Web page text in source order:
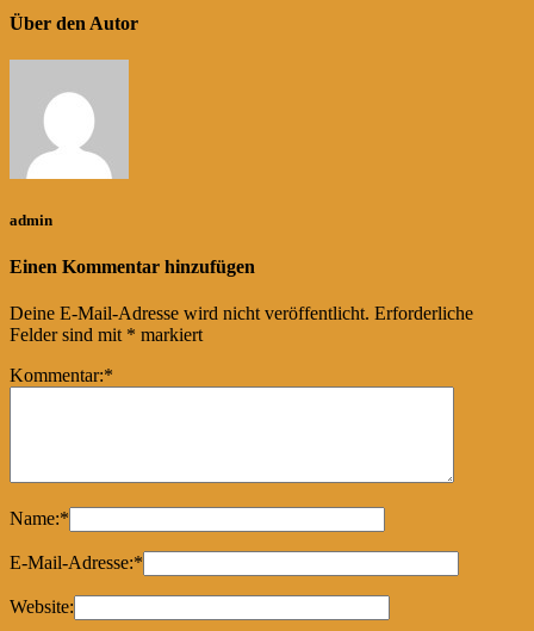
Über den Autor
admin
Einen Kommentar hinzufügen
Deine E-Mail-Adresse wird nicht veröffentlicht. Erforderliche
Felder sind mit * markiert
Kommentar:*
Name:*
E-Mail-Adresse:*
Website: